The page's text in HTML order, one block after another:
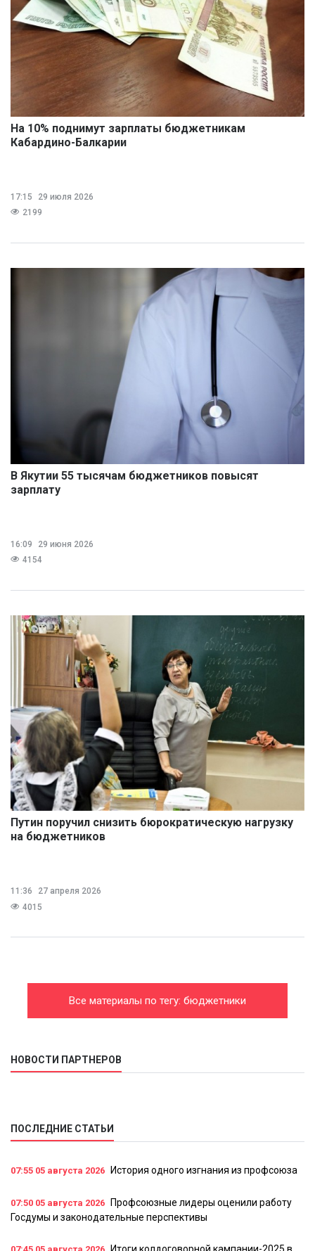
На 10% поднимут зарплаты бюджетникам
Кабардино-Балкарии
17:15
29 июля 2026
2199
В Якутии 55 тысячам бюджетников повысят
зарплату
16:09
29 июня 2026
4154
Путин поручил снизить бюрократическую нагрузку
на бюджетников
11:36
27 апреля 2026
4015
Все материалы по тегу: бюджетники
НОВОСТИ ПАРТНЕРОВ
ПОСЛЕДНИЕ СТАТЬИ
07:55 05 августа 2026 История одного изгнания из профсоюза
07:50 05 августа 2026
Профсоюзные лидеры оценили работу
Госдумы и законодательные перспективы